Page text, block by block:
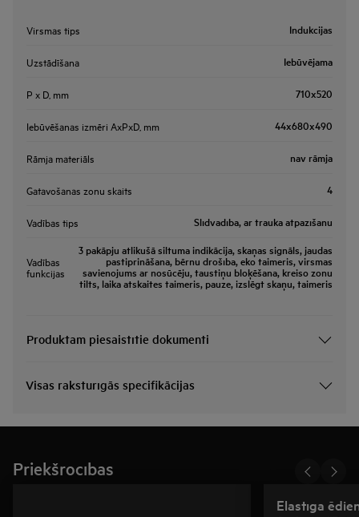
Virsmas tips Indukcijas
Uzstādīšana Iebūvējama
P x D, mm 710x520
Iebūvēšanas izmēri AxPxD, mm 44x680x490
Rāmja materiāls nav rāmja
Gatavošanas zonu skaits 4
Vadības tips Slīdvadība, ar trauka atpazīšanu
Vadības
funkcijas
3 pakāpju atlikušā siltuma indikācija, skaņas signāls, jaudas
pastiprināšana, bērnu drošība, eko taimeris, virsmas
savienojums ar nosūcēju, taustiņu bloķēšana, kreiso zonu
tilts, laika atskaites taimeris, pauze, izslēgt skaņu, taimeris
Produktam piesaistītie dokumenti
Visas raksturīgās specifikācijas
Priekšrocības
Elastīga